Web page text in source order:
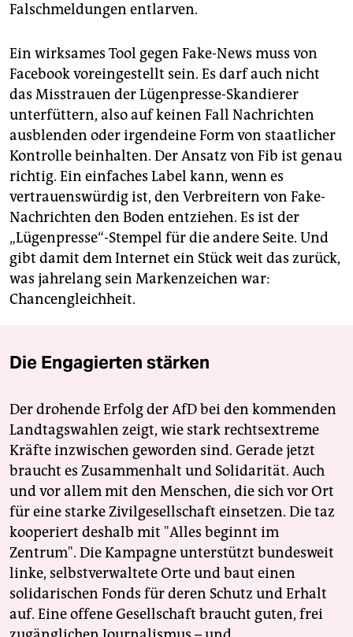
Falschmeldungen entlarven.
Ein wirksames Tool gegen Fake-News muss von
Facebook voreingestellt sein. Es darf auch nicht
das Misstrauen der Lügenpresse-Skandierer
unterfüttern, also auf keinen Fall Nachrichten
ausblenden oder irgendeine Form von staatlicher
Kontrolle beinhalten. Der Ansatz von Fib ist genau
richtig. Ein einfaches Label kann, wenn es
vertrauenswürdig ist, den Verbreitern von Fake-
Nachrichten den Boden entziehen. Es ist der
„Lügenpresse“-Stempel für die andere Seite. Und
gibt damit dem Internet ein Stück weit das zurück,
was jahrelang sein Markenzeichen war:
Chancengleichheit.
Die Engagierten stärken
Der drohende Erfolg der AfD bei den kommenden
Landtagswahlen zeigt, wie stark rechtsextreme
Kräfte inzwischen geworden sind. Gerade jetzt
braucht es Zusammenhalt und Solidarität. Auch
und vor allem mit den Menschen, die sich vor Ort
für eine starke Zivilgesellschaft einsetzen. Die taz
kooperiert deshalb mit "Alles beginnt im
Zentrum". Die Kampagne unterstützt bundesweit
linke, selbstverwaltete Orte und baut einen
solidarischen Fonds für deren Schutz und Erhalt
auf. Eine offene Gesellschaft braucht guten, frei